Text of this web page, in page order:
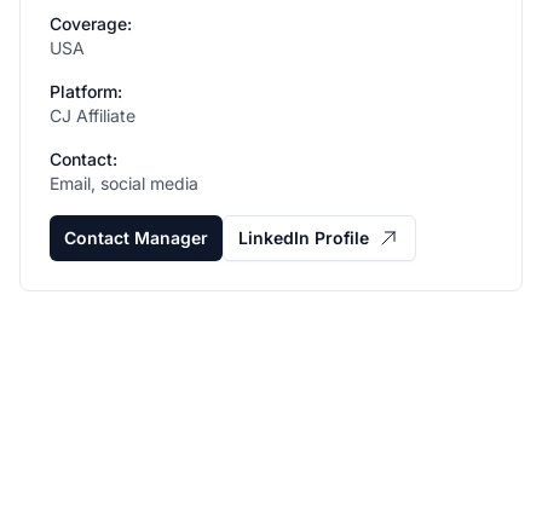
Coverage:
USA
Platform:
CJ Affiliate
Contact:
Email, social media
Contact Manager LinkedIn Profile